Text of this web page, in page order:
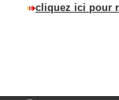
cliquez ici pour